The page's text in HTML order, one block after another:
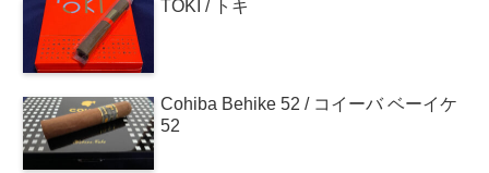
TOKI / トキ
Cohiba Behike 52 / コイーバ ベーイケ
52